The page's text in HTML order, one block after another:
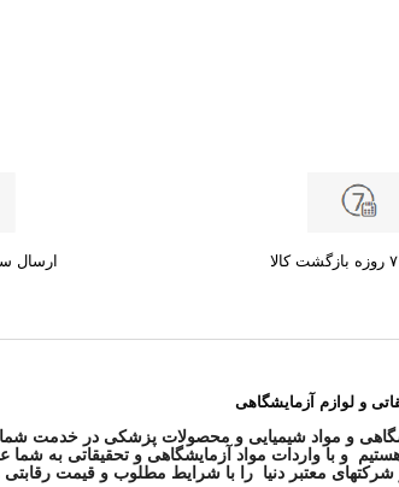
ارسال
و لوازم آزمایشگاهی
و با واردات مواد آزمایشگاهی و تحقیقاتی به